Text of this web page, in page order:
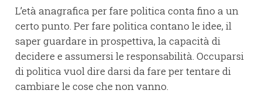
L’età anagrafica per fare politica conta fino a un
certo punto. Per fare politica contano le idee, il
saper guardare in prospettiva, la capacità di
decidere e assumersi le responsabilità. Occuparsi
di politica vuol dire darsi da fare per tentare di
cambiare le cose che non vanno.